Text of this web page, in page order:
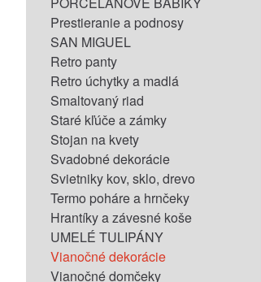
Prestieranie a podnosy
SAN MIGUEL
Retro panty
Retro úchytky a madlá
Smaltovaný riad
Staré kľúče a zámky
Stojan na kvety
Svadobné dekorácie
Svietniky kov, sklo, drevo
Termo poháre a hrnčeky
Hrantíky a závesné koše
UMELÉ TULIPÁNY
Vianočné dekorácie
Vianočné domčeky